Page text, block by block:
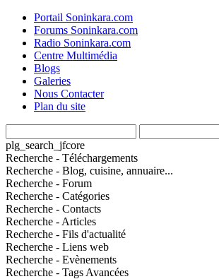
Portail Soninkara.com
Forums Soninkara.com
Radio Soninkara.com
Centre Multimédia
Blogs
Galeries
Nous Contacter
Plan du site
plg_search_jfcore
Recherche - Téléchargements
Recherche - Blog, cuisine, annuaire...
Recherche - Forum
Recherche - Catégories
Recherche - Contacts
Recherche - Articles
Recherche - Fils d'actualité
Recherche - Liens web
Recherche - Evènements
Recherche - Tags Avancées